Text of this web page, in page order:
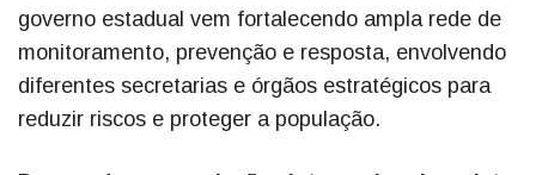
governo estadual vem fortalecendo ampla rede de
monitoramento, prevenção e resposta, envolvendo
diferentes secretarias e órgãos estratégicos para
reduzir riscos e proteger a população.